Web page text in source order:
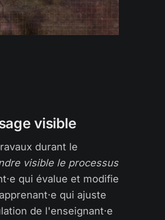
visible
durant le
visible le processus
qui évalue et modifie
qui ajuste
de l'enseignant·e